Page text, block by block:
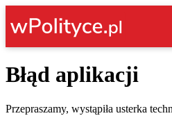
Błąd aplikacji
Przepraszamy, wystąpiła usterka